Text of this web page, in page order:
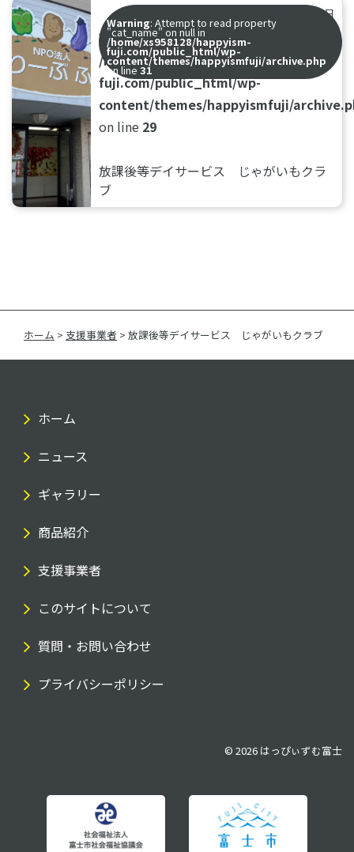
Warning: Undefined array key 0 in
/home/xs958128/happyism-
fuji.com/public_html/wp-
content/themes/happyismfuji/
on line 29
Warning: Attempt to read property
"cat_name" on null in
/home/xs958128/happyism-
fuji.com/public_html/wp-
content/themes/happyismfuji/archive.php
on line 31
2023年11月09日
放課後等デイサービス じゃがいもクラ
ブ
ホーム > 支援事業者 > 放課後等デイサービス じゃがいもクラブ
ホーム
ニュース
ギャラリー
商品紹介
支援事業者
このサイトについて
質問・お問い合わせ
プライバシーポリシー
© 2026 はっぴぃずむ富士